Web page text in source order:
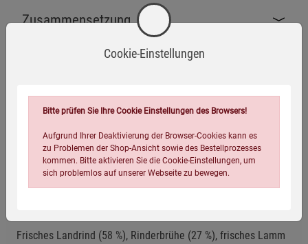
Zusammensetzung
Herstellerinformationen
Glutenfrei
Frisches Landrind (58 %), Rinderbrühe (27 %), frisches Lamm
Cookie-Einstellungen
Bitte prüfen Sie Ihre Cookie Einstellungen des Browsers!
Aufgrund Ihrer Deaktivierung der Browser-Cookies kann es
zu Problemen der Shop-Ansicht sowie des Bestellprozesses
kommen. Bitte aktivieren Sie die Cookie-Einstellungen, um
sich problemlos auf unserer Webseite zu bewegen.